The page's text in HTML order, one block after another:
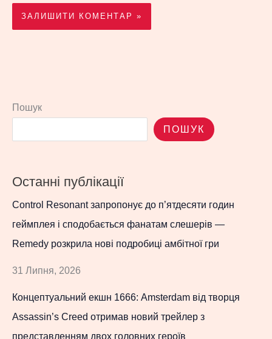
Пошук
ПОШУК
Останні публікації
Control Resonant запропонує до п’ятдесяти годин
геймплея і сподобається фанатам слешерів —
Remedy розкрила нові подробиці амбітної гри
31 Липня, 2026
Концептуальний екшн 1666: Amsterdam від творця
Assassin’s Creed отримав новий трейлер з
представленням двох головних героїв